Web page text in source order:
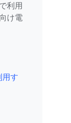
利用
け電
す